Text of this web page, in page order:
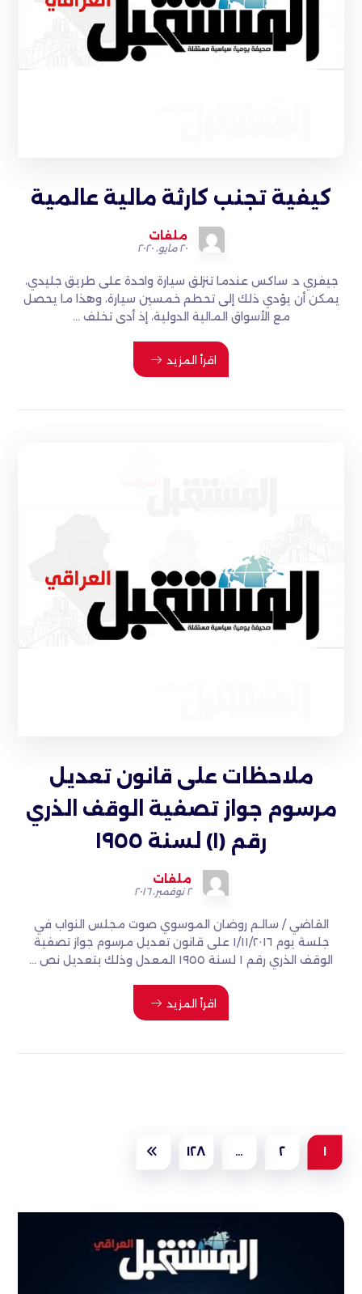
كيفية تجنب كارثة مالية عالمية
ملفات
٢٠ مايو، ٢٠٢٠
جيفري د. ساكس عندما تنزلق سيارة واحدة على طريق جليدي،
يمكن أن يؤدي ذلك إلى تحطم خمسين سيارة، وهذا ما يحصل
مع الأسواق المالية الدولية، إذ أدى تخلف ...
اقرأ المزيد
ملاحظات على قانون تعديل
مرسوم جواز تصفية الوقف الذري
رقم (١) لسنة ١٩٥٥
ملفات
٢ نوفمبر، ٢٠١٦
القاضي / سالـم روضان الموسوي صوت مجلس النواب في
جلسة يوم ١/١١/٢٠١٦ على قانون تعديل مرسوم جواز تصفية
الوقف الذري رقم ١ لسنة ١٩٥٥ المعدل وذلك بتعديل نص ...
اقرأ المزيد
٢ … ١٢٨